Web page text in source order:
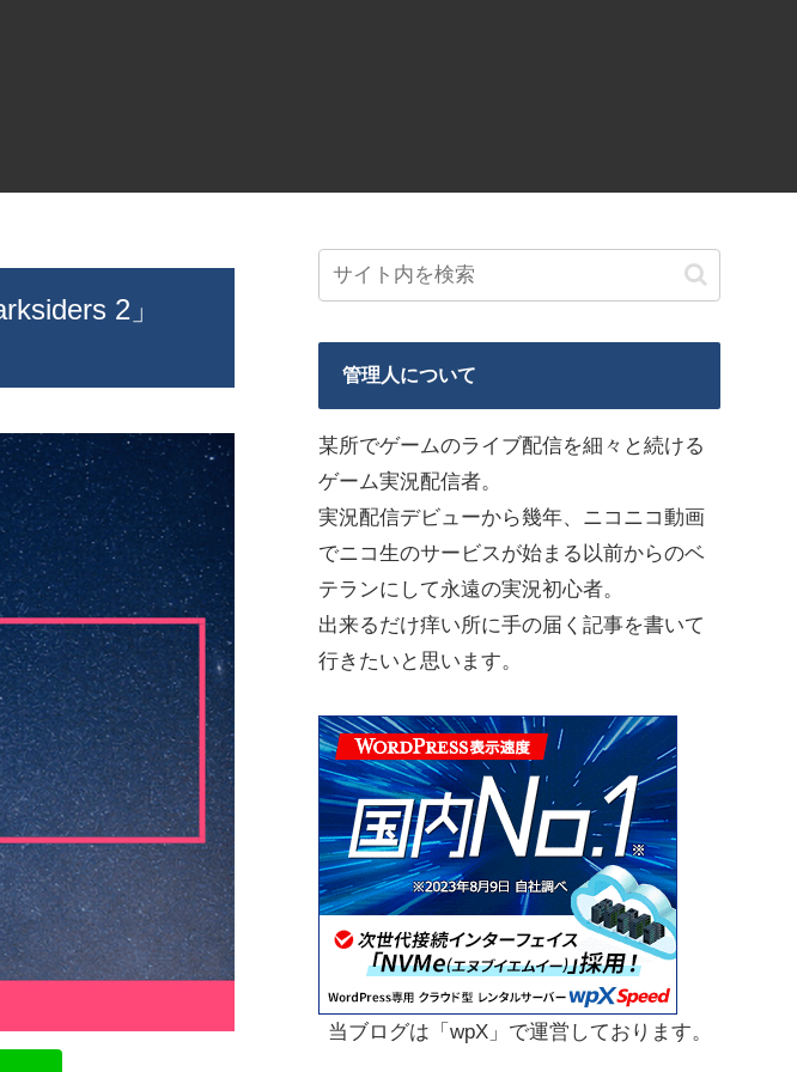
2」
管理人について
某所でゲームのライブ配信を細々と続ける
ゲーム実況配信者。
実況配信デビューから幾年、ニコニコ動画
でニコ生のサービスが始まる以前からのベ
テランにして永遠の実況初心者。
出来るだけ痒い所に手の届く記事を書いて
行きたいと思います。
当ブログは「wpX」で運営しております。